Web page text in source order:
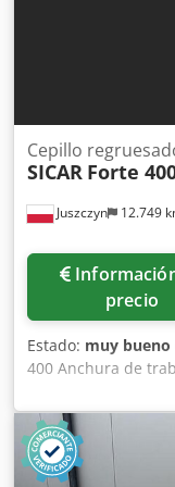
Juszczyn 12.749
Cepillo
SICAR Forte
Información de
precio
Estado: muy bueno
400 Anchura de
Crjdpfxot Rp Hxe
de 4 cuchillas
descenso eléctrico
principal de 3kw 3